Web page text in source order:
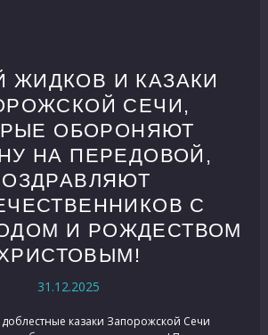
ЖИДКОВ И КАЗАКИ
СЕЧИ,
ОБОРОНЯЮТ
НА ПЕРЕДОВОЙ,
С
И РОЖДЕСТВОМ
31.12.2025
казаки Запорожской Сечи